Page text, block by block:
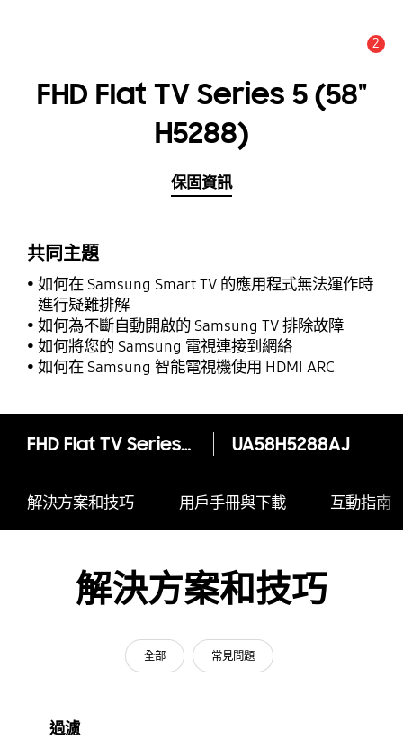
2
FHD Flat TV Series 5 (58"
H5288)
保固資訊
共同主題
如何在 Samsung Smart TV 的應用程式無法運作時
進行疑難排解
如何為不斷自動開啟的 Samsung TV 排除故障
如何將您的 Samsung 電視連接到網絡
如何在 Samsung 智能電視機使用 HDMI ARC
FHD Flat TV Series 5 (58" H5288) UA58H5288AJ
解決方案和技巧 用戶手冊與下載 互動指南
解決方案和技巧
全部 常見問題
過濾